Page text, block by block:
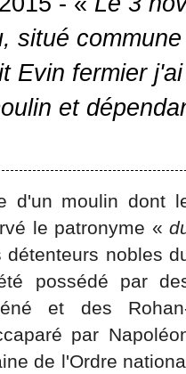
situé
Evin fermier
et
d'un moulin dont
le patronyme «
détenteurs nobles
possédé par
et des
par
de l'Ordre